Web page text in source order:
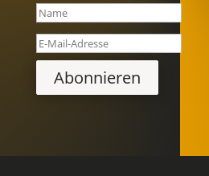
Abonnieren